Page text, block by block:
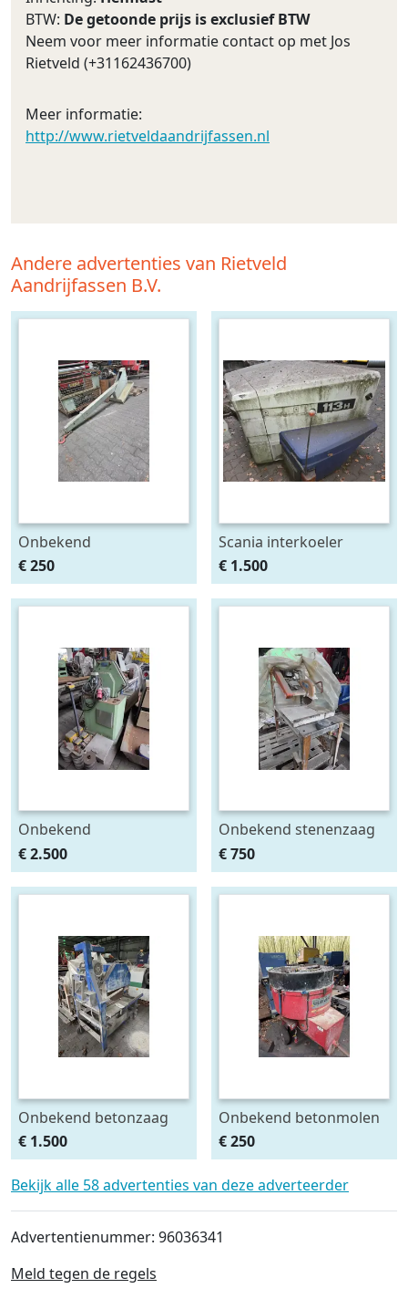
BTW: De getoonde prijs is exclusief BTW
Neem voor meer informatie contact op met Jos
Rietveld (+31162436700)
Meer informatie:
http://www.rietveldaandrijfassen.nl
Andere advertenties van Rietveld
Aandrijfassen B.V.
Onbekend
€ 250
Scania interkoeler
€ 1.500
Onbekend
pijpenbuigmachine
€ 2.500
Onbekend stenenzaag
€ 750
Onbekend betonzaag
€ 1.500
Onbekend betonmolen
€ 250
Bekijk alle 58 advertenties van deze adverteerder
Advertentienummer: 96036341
Meld tegen de regels